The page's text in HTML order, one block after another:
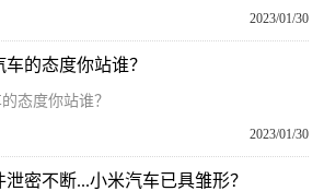
2023/01/30
的态度你站谁？
态度你站谁？
2023/01/30
密不断...小米汽车已具雏形？